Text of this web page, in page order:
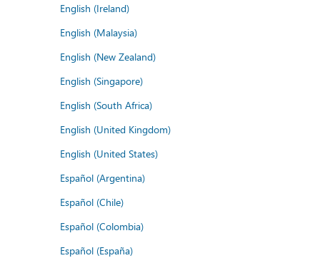
English (Ireland)
English (Malaysia)
English (New Zealand)
English (Singapore)
English (South Africa)
English (United Kingdom)
English (United States)
Español (Argentina)
Español (Chile)
Español (Colombia)
Español (España)